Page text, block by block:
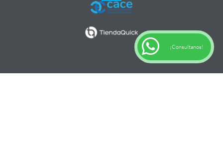
¡Consultanos!